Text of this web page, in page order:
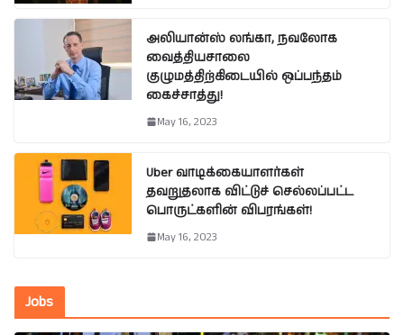
அலியான்ஸ் லங்கா, நவலோக
வைத்தியசாலை
குழுமத்திற்கிடையில் ஒப்பந்தம்
கைச்சாத்து!
May 16, 2023
Uber வாடிக்கையாளர்கள்
தவறுதலாக விட்டுச் செல்லப்பட்ட
பொருட்களின் விபரங்கள்!
May 16, 2023
Jobs